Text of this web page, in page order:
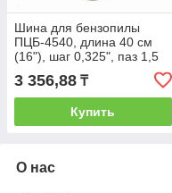
Шина для бензопилы
ПЦБ-4540, длина 40 см
(16"), шаг 0,325", паз 1,5
мм, 64 звена// Сибртех
3 356,88 ₸
Купить
О нас